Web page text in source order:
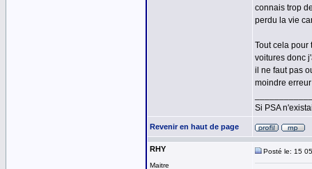
connais trop
perdu la vie
Tout cela pour
voitures donc
il ne faut pas
moindre
Si PSA
Revenir en haut de page
RHY
Maitre
Posté le: 15